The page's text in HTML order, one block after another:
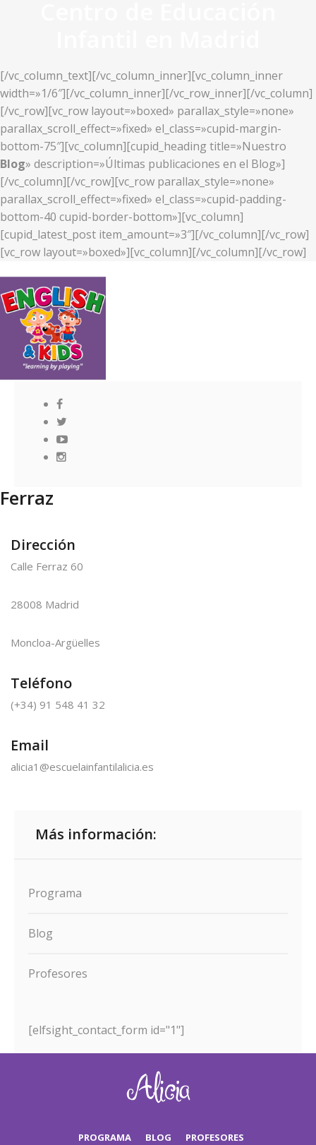
[/vc_column_text][/vc_column_inner][vc_column_inner
width=»1/6″][/vc_column_inner][/vc_row_inner][/vc_column]
[/vc_row][vc_row layout=»boxed» parallax_style=»none»
parallax_scroll_effect=»fixed» el_class=»cupid-margin-
bottom-75″][vc_column][cupid_heading title=»Nuestro
Blog» description=»Últimas publicaciones en el Blog»]
[/vc_column][/vc_row][vc_row parallax_style=»none»
parallax_scroll_effect=»fixed» el_class=»cupid-padding-
bottom-40 cupid-border-bottom»][vc_column]
[cupid_latest_post item_amount=»3″][/vc_column][/vc_row]
[vc_row layout=»boxed»][vc_column][/vc_column][/vc_row]
Ferraz
Dirección
Calle Ferraz 60
28008 Madrid
Moncloa-Argüelles
Teléfono
(+34) 91 548 41 32
Email
alicia1@escuelainfantilalicia.es
Más información:
Programa
Blog
Profesores
[elfsight_contact_form id="1"]
PROGRAMA BLOG PROFESORES